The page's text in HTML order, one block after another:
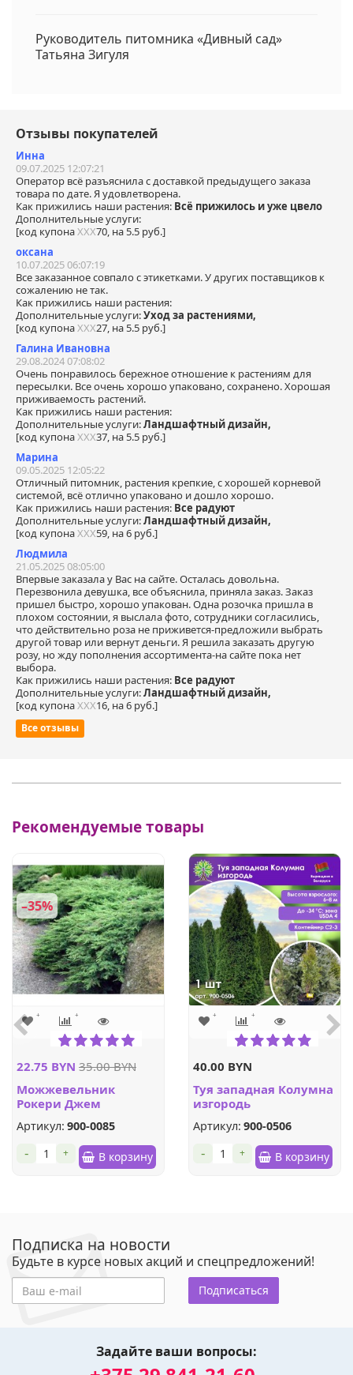
Руководитель питомника «Дивный сад»
Татьяна Зигуля
Отзывы покупателей
Инна
09.07.2025 12:07:21
Оператор всё разъяснила с доставкой предыдущего заказа
товара по дате. Я удовлетворена.
Как прижились наши растения: Всё прижилось и уже цвело
Дополнительные услуги:
[код купонаХХХ70, на 5.5 руб.]
оксана
10.07.2025 06:07:19
Все заказанное совпало с этикетками. У других поставщиков к
сожалению не так.
Как прижились наши растения:
Дополнительные услуги:Уход за растениями,
[код купонаХХХ27, на 5.5 руб.]
Галина Ивановна
29.08.2024 07:08:02
Очень понравилось бережное отношение к растениям для
пересылки. Все очень хорошо упаковано, сохранено. Хорошая
приживаемость растений.
Как прижились наши растения:
Дополнительные услуги:Ландшафтный дизайн,
[код купонаХХХ37, на 5.5 руб.]
Марина
09.05.2025 12:05:22
Отличный питомник, растения крепкие, с хорошей корневой
системой, всё отлично упаковано и дошло хорошо.
Как прижились наши растения: Все радуют
Дополнительные услуги:Ландшафтный дизайн,
[код купонаХХХ59, на 6 руб.]
Людмила
21.05.2025 08:05:00
Впервые заказала у Вас на сайте. Осталась довольна.
Перезвонила девушка, все объяснила, приняла заказ. Заказ
пришел быстро, хорошо упакован. Одна розочка пришла в
плохом состоянии, я выслала фото, сотрудники согласились,
что действительно роза не приживется-предложили выбрать
другой товар или вернут деньги. Я решила заказать другую
розу, но жду пополнения ассортимента-на сайте пока нет
выбора.
Как прижились наши растения: Все радуют
Дополнительные услуги:Ландшафтный дизайн,
[код купонаХХХ16, на 6 руб.]
Все отзывы
Рекомендуемые товары
–35%
22.75 BYN 35.00 BYN
Можжевельник
Рокери Джем
Артикул: 900-0085
+
- В корзину
40.00 BYN
Туя западная Колумна
изгородь
Артикул: 900-0506
+
- В корзину
Подписка на новости
Будьте в курсе новых акций и спецпредложений!
Подписаться
Задайте ваши вопросы: